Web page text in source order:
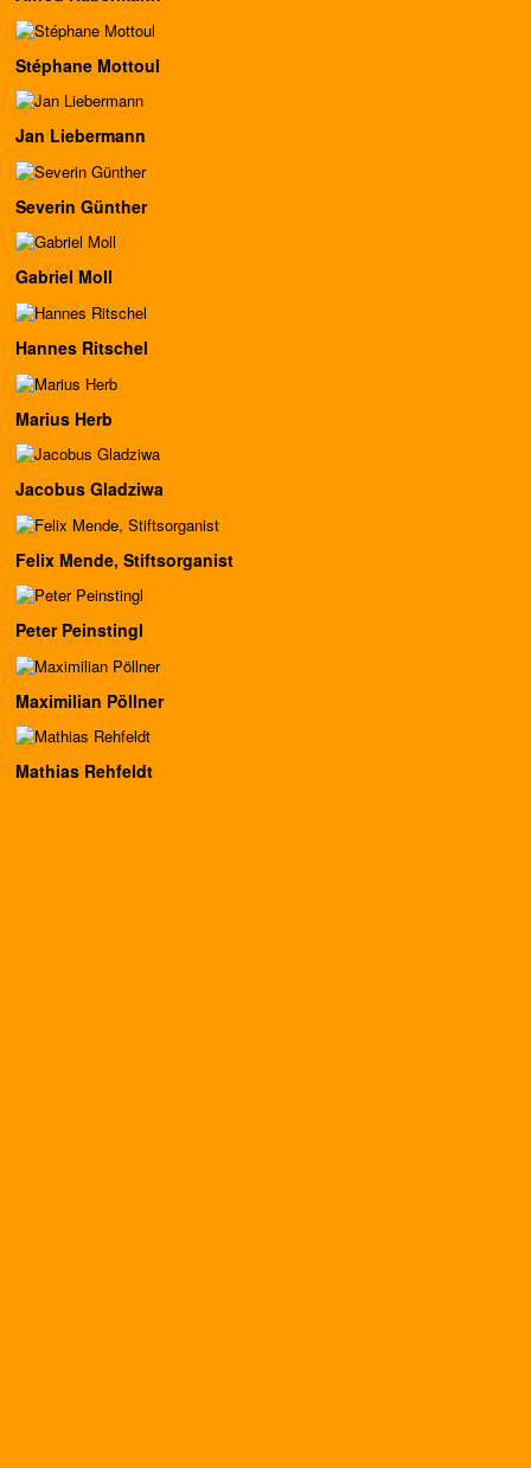
Stéphane Mottoul
Jan Liebermann
Severin Günther
Gabriel Moll
Hannes Ritschel
Marius Herb
Jacobus Gladziwa
Felix Mende, Stiftsorganist
Peter Peinstingl
Maximilian Pöllner
Mathias Rehfeldt